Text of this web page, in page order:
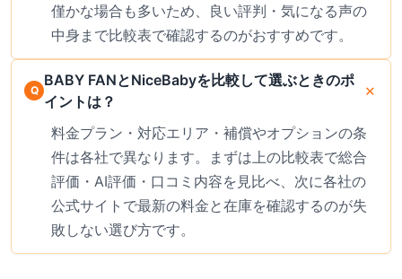
僅かな場合も多いため、良い評判・気になる声の
中身まで比較表で確認するのがおすすめです。
BABY FANとNiceBabyを比較して選ぶときのポ
イントは？
料金プラン・対応エリア・補償やオプションの条
件は各社で異なります。まずは上の比較表で総合
評価・AI評価・口コミ内容を見比べ、次に各社の
公式サイトで最新の料金と在庫を確認するのが失
敗しない選び方です。